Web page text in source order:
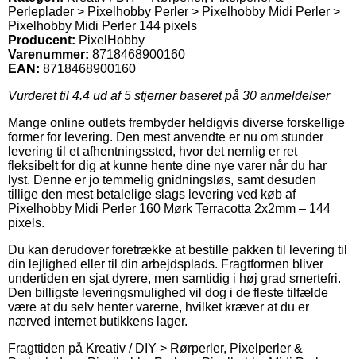
Perleplader > Pixelhobby Perler > Pixelhobby Midi Perler >
Pixelhobby Midi Perler 144 pixels
Producent: PixelHobby
Varenummer: 8718468900160
EAN: 8718468900160
Vurderet til 4.4 ud af 5 stjerner baseret på 30 anmeldelser
Mange online outlets frembyder heldigvis diverse forskellige
former for levering. Den mest anvendte er nu om stunder
levering til et afhentningssted, hvor det nemlig er ret
fleksibelt for dig at kunne hente dine nye varer når du har
lyst. Denne er jo temmelig gnidningsløs, samt desuden
tillige den mest betalelige slags levering ved køb af
Pixelhobby Midi Perler 160 Mørk Terracotta 2x2mm – 144
pixels.
Du kan derudover foretrække at bestille pakken til levering til
din lejlighed eller til din arbejdsplads. Fragtformen bliver
undertiden en sjat dyrere, men samtidig i høj grad smertefri.
Den billigste leveringsmulighed vil dog i de fleste tilfælde
være at du selv henter varerne, hvilket kræver at du er
nærved internet butikkens lager.
Fragttiden på Kreativ / DIY > Rørperler, Pixelperler &